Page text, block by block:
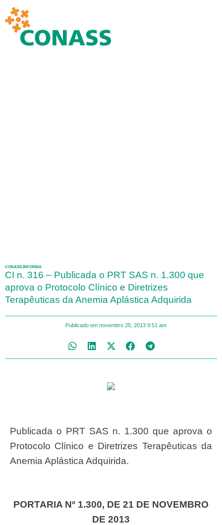
CONASS INFORMA
CI n. 316 – Publicada o PRT SAS n. 1.300 que
aprova o Protocolo Clínico e Diretrizes
Terapêuticas da Anemia Aplástica Adquirida
Publicado em novembro 25, 2013 9:51 am
Publicada o PRT SAS n. 1.300 que aprova o
Protocolo Clínico e Diretrizes Terapêuticas da
Anemia Aplástica Adquirida.
PORTARIA Nº 1.300, DE 21 DE NOVEMBRO
DE 2013